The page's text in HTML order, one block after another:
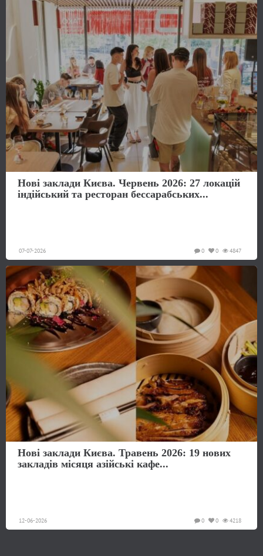
Нові заклади Києва. Червень 2026: 27 локацій
індійський та ресторан бессарабських...
07-07-2026 4847
0
0
Нові заклади Києва. Травень 2026: 19 нових
закладів місяця азійські кафе...
12-06-2026 4218
0
0